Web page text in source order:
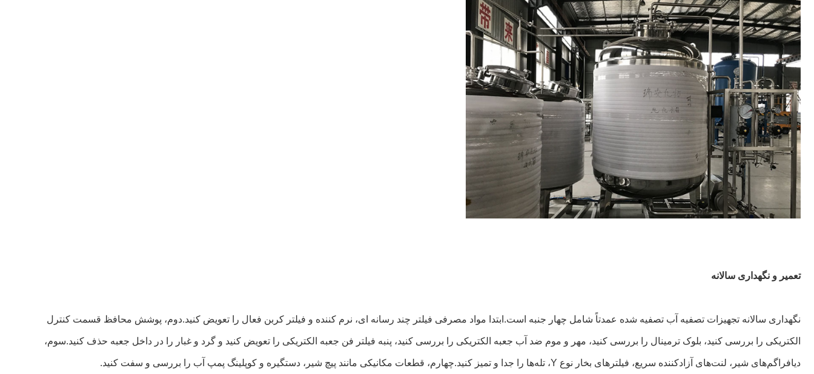
تعمیر و نگهداری سالانه
نگهداری سالانه تجهیزات تصفیه آب تصفیه شده عمدتاً شامل چهار جنبه است.ابتدا مواد مصرفی فیلتر چند رسانه ای، نرم کننده و فیلتر کربن فعال را تعویض کنید.دوم، پوشش محافظ قسمت کنترل
الکتریکی را بررسی کنید، بلوک ترمینال را بررسی کنید، مهر و موم ضد آب جعبه الکتریکی را بررسی کنید، پنبه فیلتر فن جعبه الکتریکی را تعویض کنید و گرد و غبار را در داخل جعبه حذف کنید.سوم،
دیافراگم‌های شیر، لنت‌های آزادکننده سریع، فیلترهای بخار نوع Y، تله‌ها را جدا و تمیز کنید.چهارم، قطعات مکانیکی مانند پیچ ​​شیر، دستگیره و کوپلینگ پمپ آب را بررسی و سفت کنید.